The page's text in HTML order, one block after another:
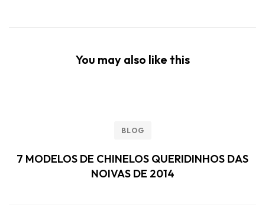
You may also like this
BLOG
7 MODELOS DE CHINELOS QUERIDINHOS DAS
NOIVAS DE 2014